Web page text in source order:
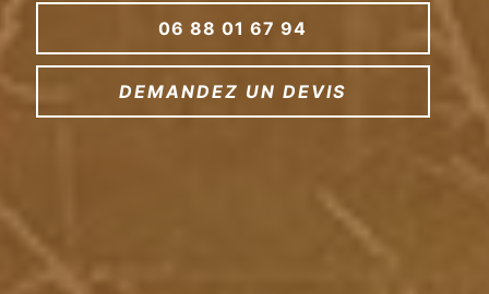
06 88 01 67 94
DEMANDEZ UN DEVIS